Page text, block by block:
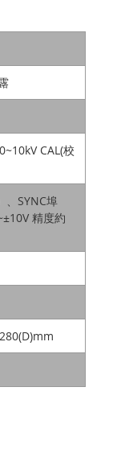
CAL(校
SYNC埠
±10V 精度約
280(D)mm